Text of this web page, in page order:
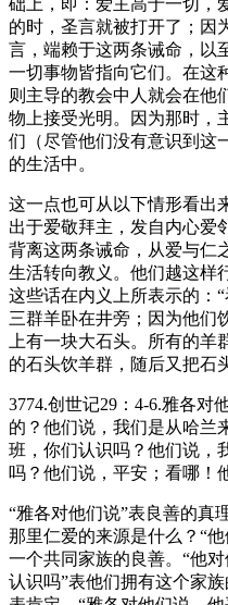
的时，圣言就被打开了；因
言，端赖于这两条诫命，以
一切事物皆指向它们。在这
则主导的教会中人就会在他
物上接受光明。因为那时，
们（尽管他们没有意识到这
的生活中。
这一点也可从以下情形看出
出于爱敬拜主，发自内心爱
背离这两条诫命，从爱与仁
生活转向教义。他们越这样
这些话在内义上所表示的：
三群羊卧在井旁；因为他们
上有一块大石头。所有的
的石头饮羊群，随后又把石
3774.创世记29：4-6.雅各对
的？他们说，我们是从哈兰
班，你们认识吗？他们说，
吗？他们说，平安；看哪！
“雅各对他们说”表良善的真
那里仁爱的来源是什么？“
一个共同家族的良善。“他
认识吗”表他们拥有这个家